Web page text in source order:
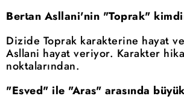
Bertan Asllani'nin "Toprak"
Dizide Toprak karakterine hayat
Asllani hayat veriyor. Karakter
noktalarından.
"Esved" ile "Aras" arasında